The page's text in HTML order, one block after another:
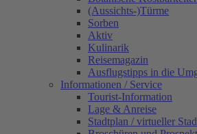
(Aussichts-)Türme
Sorben
Aktiv
Kulinarik
Reisemagazin
Ausflugstipps in die
Informationen / Service
Tourist-Information
Lage & Anreise
Stadtplan / virtueller